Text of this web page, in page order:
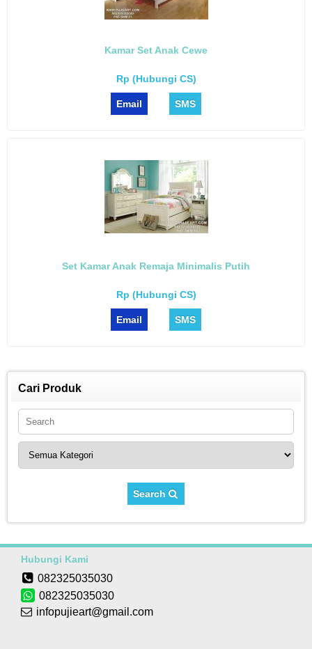
Kamar Set Anak Cewe
Rp (Hubungi CS)
Email SMS
Set Kamar Anak Remaja Minimalis Putih
Rp (Hubungi CS)
Email SMS
Cari Produk
Search
Hubungi Kami
082325035030
082325035030
infopujieart@gmail.com